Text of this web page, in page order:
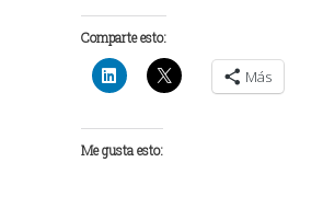
Comparte esto:
Más
Me gusta esto: